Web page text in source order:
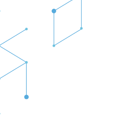
CORRIENTE
MATERIAL
PARÁMETROS DEL
PUERTO
MODELO